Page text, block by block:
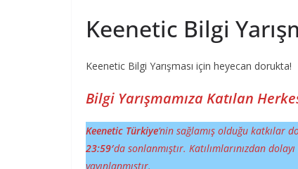
Keenetic Bilgi
Keenetic Bilgi Yarışması için heyecan dorukta!
Bilgi Yarışmamıza Katılan
Keenetic Türkiye‘nin sağlamış olduğu katkılar
23:59′da sonlanmıştır. Katılımlarınızdan
yayınlanmıştır.